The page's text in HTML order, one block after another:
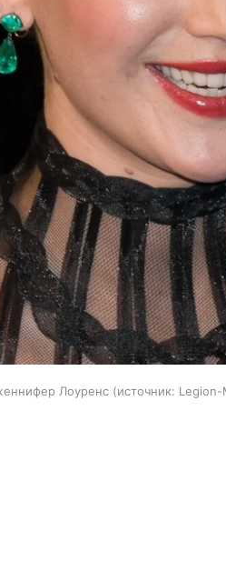
Лоуренс источник: Legion-